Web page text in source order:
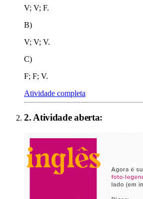
V; V; F.
B)
V; V; V.
C)
F; F; V.
Atividade completa
2. Atividade aberta: